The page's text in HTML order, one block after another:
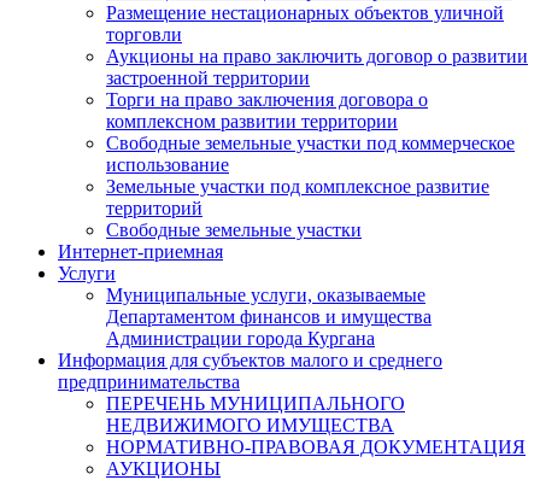
Размещение нестационарных объектов уличной
торговли
Аукционы на право заключить договор о развитии
застроенной территории
Торги на право заключения договора о
комплексном развитии территории
Свободные земельные участки под коммерческое
использование
Земельные участки под комплексное развитие
территорий
Свободные земельные участки
Интернет-приемная
Услуги
Муниципальные услуги, оказываемые
Департаментом финансов и имущества
Администрации города Кургана
Информация для субъектов малого и среднего
предпринимательства
ПЕРЕЧЕНЬ МУНИЦИПАЛЬНОГО
НЕДВИЖИМОГО ИМУЩЕСТВА
НОРМАТИВНО-ПРАВОВАЯ ДОКУМЕНТАЦИЯ
АУКЦИОНЫ